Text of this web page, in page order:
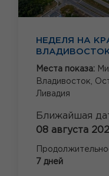
НЕДЕЛЯ НА
Места показа:
Владивосток,
Ливадия
Ближайшая
08 августа
7 дней